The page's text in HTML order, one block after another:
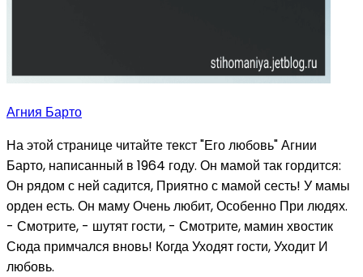
Агния Барто
На этой странице читайте текст "Его любовь" Агнии
Барто, написанный в 1964 году. Он мамой так гордится:
Он рядом с ней садится, Приятно с мамой сесть! У мамы
орден есть. Он маму Очень любит, Особенно При людях.
- Смотрите, - шутят гости, - Смотрите, мамин хвостик
Сюда примчался вновь! Когда Уходят гости, Уходит И
любовь.